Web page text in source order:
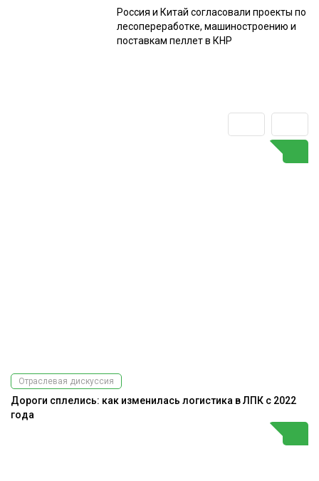
Россия и Китай согласовали проекты по
лесопереработке, машиностроению и
поставкам пеллет в КНР
Отраслевая дискуссия
Дороги сплелись: как изменилась логистика в ЛПК с 2022
года